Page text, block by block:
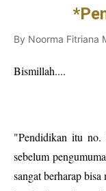
By Noorma Fitriana
Bismillah....
"Pendidikan itu
sebelum
sangat berharap